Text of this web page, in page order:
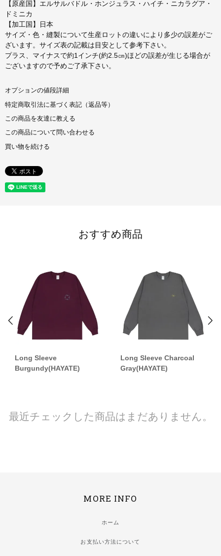
【原産国】エルサルバドル・ホンジュラス・ハイチ・ニカラグア・
ドミニカ
【加工国】日本
サイズ・色・縫製について生産ロットの違いにより多少の誤差がご
ざいます。サイズ表の記載は目安として参考下さい。
プラス、マイナスで約1インチ(約2.5㎝)ほどの誤差が生じる場合が
ございますので予めご了承下さい。
オプションの値段詳細
特定商取引法に基づく表記（返品等）
この商品を友達に教える
この商品について問い合わせる
買い物を続ける
おすすめ商品
Long Sleeve
Burgundy(HAYATE)
Long Sleeve Charcoal
Gray(HAYATE)
最近チェックした商品はまだありません。
MORE INFO
ホーム
お支払い方法について